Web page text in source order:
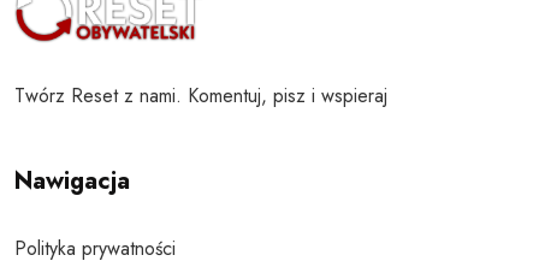
Twórz Reset z nami. Komentuj, pisz i wspieraj
Nawigacja
Polityka prywatności